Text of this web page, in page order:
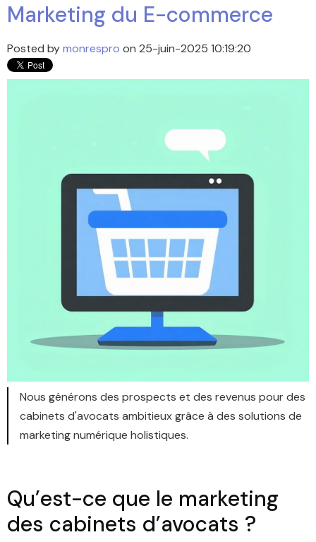
Marketing du E-commerce
Posted bymonrespro on 25-juin-2025 10:19:20
Nous générons des prospects et des revenus pour des
cabinets d'avocats ambitieux grâce à des solutions de
marketing numérique holistiques.
Qu’est-ce que le marketing
des cabinets d’avocats ?